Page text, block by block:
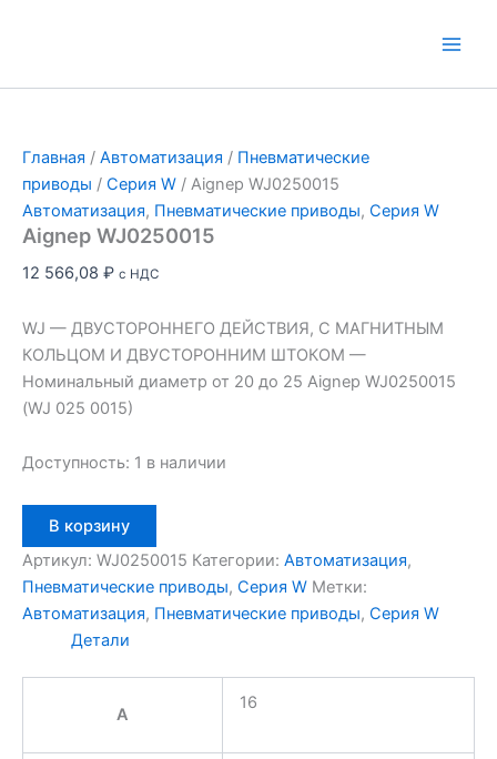
Главная / Автоматизация / Пневматические
приводы / Серия W / Aignep WJ0250015
Автоматизация, Пневматические приводы, Серия W
Aignep WJ0250015
12 566,08 ₽ с НДС
WJ — ДВУСТОРОННЕГО ДЕЙСТВИЯ, С МАГНИТНЫМ
КОЛЬЦОМ И ДВУСТОРОННИМ ШТОКОМ —
Номинальный диаметр от 20 до 25 Aignep WJ0250015
(WJ 025 0015)
Доступность: 1 в наличии
товара
Aignep
WJ0250015
В корзину
Артикул: WJ0250015 Категории: Автоматизация,
Пневматические приводы, Серия W Метки:
Автоматизация, Пневматические приводы, Серия W
Детали
A
16